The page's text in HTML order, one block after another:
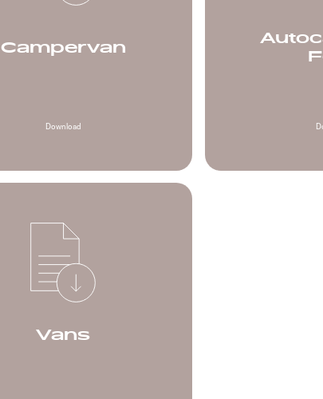
Campervan
Download
Vans